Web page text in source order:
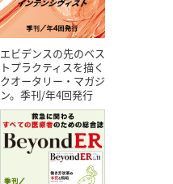
エビデンスの先のベス
トプラクティスを描く
クオータリー・マガジ
ン。季刊/年4回発行